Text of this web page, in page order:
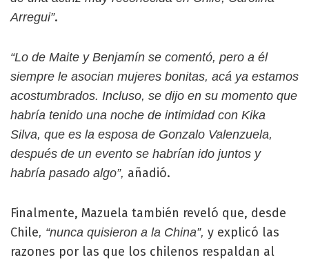
Arregui”.
“Lo de Maite y Benjamín se comentó, pero a él
siempre le asocian mujeres bonitas, acá ya estamos
acostumbrados. Incluso, se dijo en su momento que
habría tenido una noche de intimidad con Kika
Silva, que es la esposa de Gonzalo Valenzuela,
después de un evento se habrían ido juntos y
habría pasado algo”, añadió.
Finalmente, Mazuela también reveló que, desde
Chile, “nunca quisieron a la China”, y explicó las
razones por las que los chilenos respaldan al